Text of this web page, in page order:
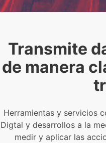
Transmite
de manera
Herramientas y servicios
Digtal y desarrollos a la
medir y aplicar las